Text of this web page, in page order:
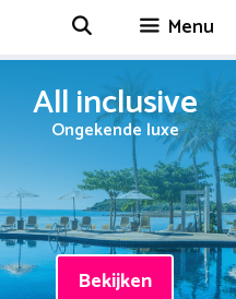
Menu
All inclusive
Ongekende luxe
Bekijken